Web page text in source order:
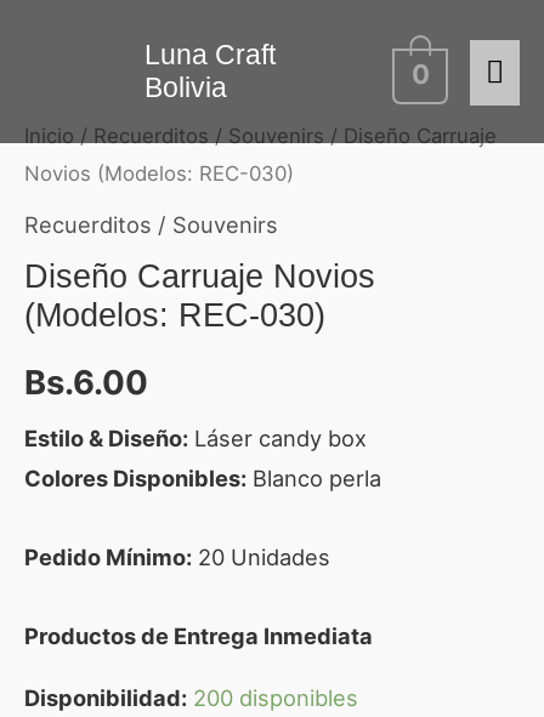
Luna Craft
Bolivia
0
Inicio / Recuerditos / Souvenirs / Diseño Carruaje
Novios (Modelos: REC-030)
Recuerditos / Souvenirs
Diseño Carruaje Novios
(Modelos: REC-030)
Bs.6.00
Estilo & Diseño: Láser candy box
Colores Disponibles: Blanco perla
Pedido Mínimo: 20 Unidades
Productos de Entrega Inmediata
Disponibilidad: 200 disponibles
Novios
(Modelos:
REC-
cantidad